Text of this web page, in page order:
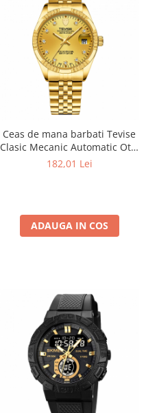
Ceas de mana barbati Tevise
Clasic Mecanic Automatic Otel
inoxidabil Auriu
182,01 Lei
ADAUGA IN COS